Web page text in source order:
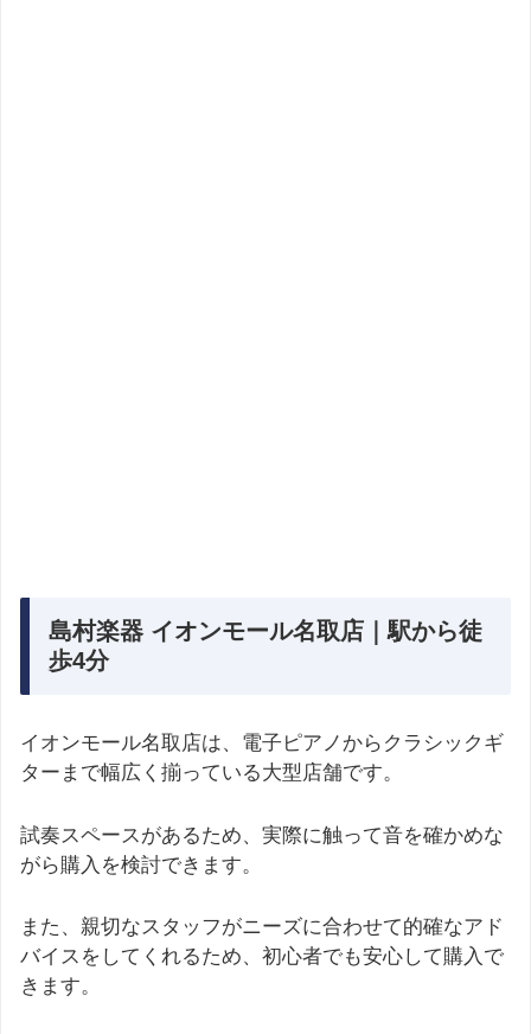
島村楽器 イオンモール名取店｜駅から徒
歩4分
イオンモール名取店は、電子ピアノからクラシックギ
ターまで幅広く揃っている大型店舗です。
試奏スペースがあるため、実際に触って音を確かめな
がら購入を検討できます。
また、親切なスタッフがニーズに合わせて的確なアド
バイスをしてくれるため、初心者でも安心して購入で
きます。